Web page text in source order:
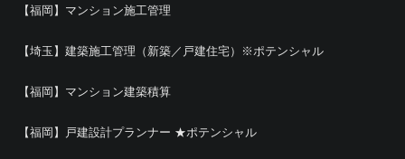
【福岡】マンション施工管理
【埼玉】建築施工管理（新築／戸建住宅）※ポテンシャル
【福岡】マンション建築積算
【福岡】戸建設計プランナー ★ポテンシャル